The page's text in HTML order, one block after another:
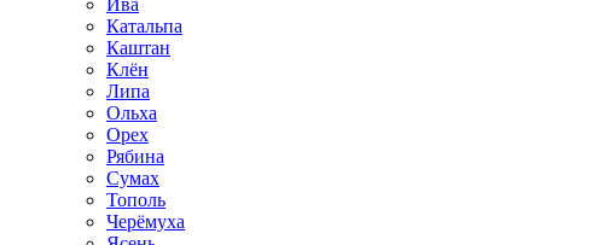
Ива
Катальпа
Каштан
Клён
Липа
Ольха
Орех
Рябина
Сумах
Тополь
Черёмуха